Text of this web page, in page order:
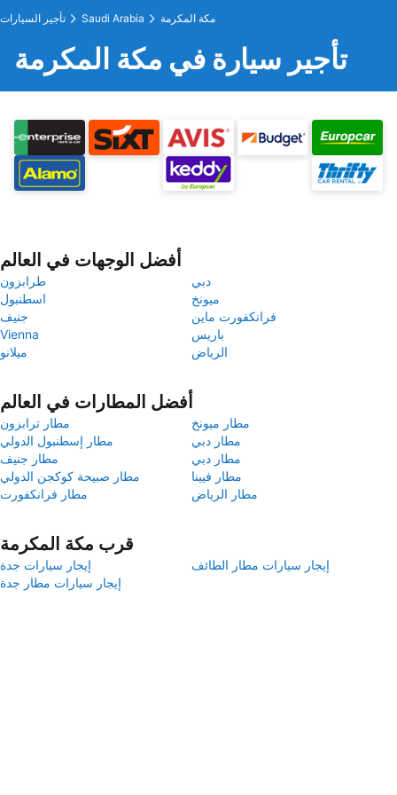
تأجير السيارات Saudi Arabia مكة المكرمة
تأجير سيارة في مكة المكرمة
أفضل الوجهات في العالم
طرابزون
دبي
اسطنبول
ميونخ
جنيف
فرانكفورت ماين
Vienna
باريس
ميلانو
الرياض
أفضل المطارات في العالم
مطار ترابزون
مطار ميونخ
مطار إسطنبول الدولي
مطار دبي
مطار جنيف
مطار دبي
مطار صبيحة كوكجن الدولي
مطار فيينا
مطار فرانكفورت
مطار الرياض
قرب مكة المكرمة
إيجار سيارات جدة
إيجار سيارات مطار الطائف
إيجار سيارات مطار جدة